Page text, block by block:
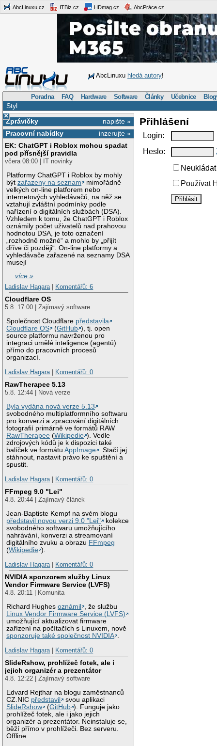
AbcLinuxu.cz ITBiz.cz HDmag.cz AbcPráce.cz
AbcLinuxu hledá autory!
Poradna FAQ Hardware Software Články Učebnice
Styl
×
napište »
Zprávičky
inzerujte »
Pracovní nabídky
EK: ChatGPT i Roblox mohou spadat
pod přísnější pravidla
včera 08:00 | IT novinky
Platformy ChatGPT i Roblox by mohly
býtzařazeny na seznam
mimořádně
velkých on-line platforem nebo
internetových vyhledávačů, na něž se
vztahují zvláštní podmínky podle
nařízení o digitálních službách (DSA).
Vzhledem k tomu, že ChatGPT i Roblox
oznámily počet uživatelů nad prahovou
hodnotou DSA, je toto označení
„rozhodně možné“ a mohlo by „přijít
dříve či později“. On-line platformy a
vyhledávače zařazené na seznamy DSA
musejí
…více »
Ladislav Hagara
Komentářů: 6
Cloudflare OS
5.8. 17:00 | Zajímavý software
Společnost Cloudflare představila
Cloudflare OS
(GitHub ), tj. open
source platformu navrženou pro
integraci umělé inteligence (agentů)
přímo do pracovních procesů
organizací.
Ladislav Hagara
Komentářů: 0
RawTherapee 5.13
5.8. 12:44 | Nová verze
Byla vydána nová verze 5.13
svobodného multiplatformního softwaru
pro konverzi a zpracování digitálních
fotografií primárně ve formátů RAW
RawTherapee (Wikipedie ). Vedle
zdrojových kódů je k dispozici také
balíček ve formátuAppImage . Stačí jej
stáhnout, nastavit právo ke spuštění a
spustit.
Ladislav Hagara
Komentářů: 0
FFmpeg 9.0 "Lei"
4.8. 20:44 | Zajímavý článek
Jean-Baptiste Kempf na svém blogu
představil novou verzi 9.0 "Lei"
kolekce
svobodného softwaru umožňujícího
nahrávání, konverzi a streamovaní
digitálního zvuku a obrazu FFmpeg
(Wikipedie ).
Ladislav Hagara
Komentářů: 0
NVIDIA sponzorem služby Linux
Vendor Firmware Service (LVFS)
4.8. 20:11 | Komunita
Richard Hughesoznámil
, že službu
Linux Vendor Firmware Service (LVFS)
umožňující aktualizovat firmware
zařízení na počítačích s Linuxem, nově
sponzoruje také společnost NVIDIA .
Ladislav Hagara | Komentářů: 0
SlideRshow, prohlížeč fotek, ale i
jejich organizér a prezentátor
4.8. 12:22 | Zajímavý software
Edvard Rejthar na blogu zaměstnanců
CZ.NIC představil
svou aplikaci
SlideRshow
(GitHub ). Funguje jako
prohlížeč fotek, ale i jako jejich
organizér a prezentátor. Neinstaluje se,
běží přímo v prohlížeči. Bez serveru.
Offline.
Přihlášení
Login:
Heslo:
Používat